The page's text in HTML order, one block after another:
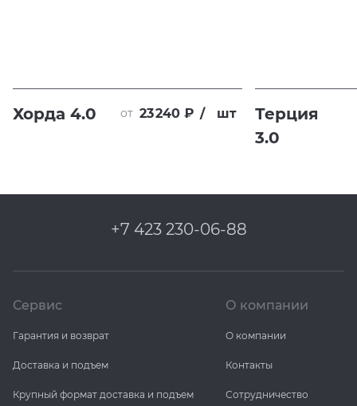
Хорда 4.0 от 23 240 ₽ / шт
Терция
3.0
+7 423 230-06-88
Сервис
Гарантия и возврат
Доставка и подъем
Крупный формат доставка и подъем
О компании
О компании
Контакты
Сотрудничество